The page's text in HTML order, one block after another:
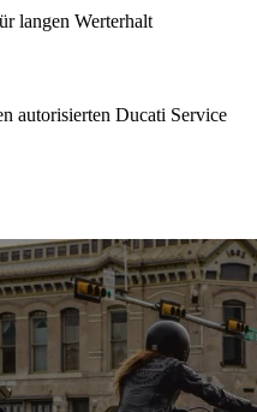
langen Werterhalt
autorisierten Ducati Service